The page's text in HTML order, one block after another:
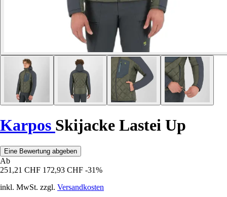
Karpos Skijacke Lastei Up
Eine Bewertung abgeben
Ab
251,21 CHF 172,93 CHF -31%
inkl. MwSt. zzgl. Versandkosten